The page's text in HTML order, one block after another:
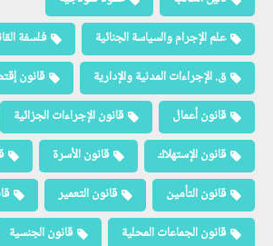
علم الإجرام والسياسة الجنائية
فلسفة
ق. الإجراءات المدنية والإدارية
قانون
قانون أعمال
قانون الإجراءات الجزائية
قانون الإستهلاك
قانون الأسرة
قانون التأمين
قانون التعمير
قانون الجماعات المحلية
قانون الجنسية